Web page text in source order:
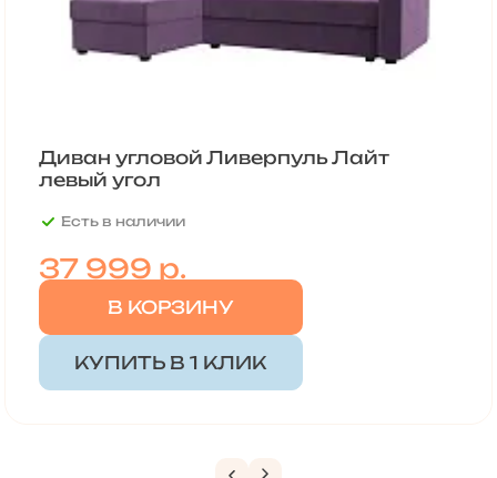
Диван угловой Ливерпуль Лайт
левый угол
Есть в наличии
37 999 р.
В КОРЗИНУ
КУПИТЬ В 1 КЛИК